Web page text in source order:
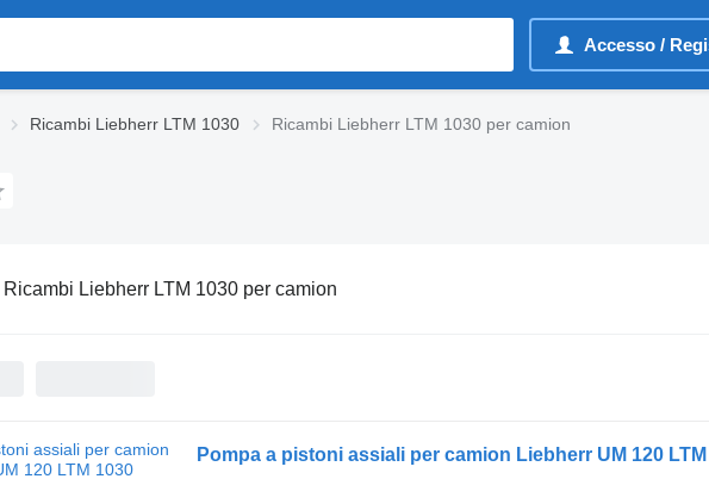
Accesso /
Ricambi Liebherr LTM 1030 Ricambi Liebherr LTM 1030 per camion
Ricambi Liebherr LTM 1030 per camion
Pompa a pistoni assiali per camion Liebherr UM 120 LTM